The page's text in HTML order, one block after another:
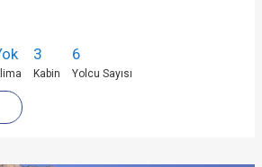
3
Kabin
6
Yolcu Sayısı